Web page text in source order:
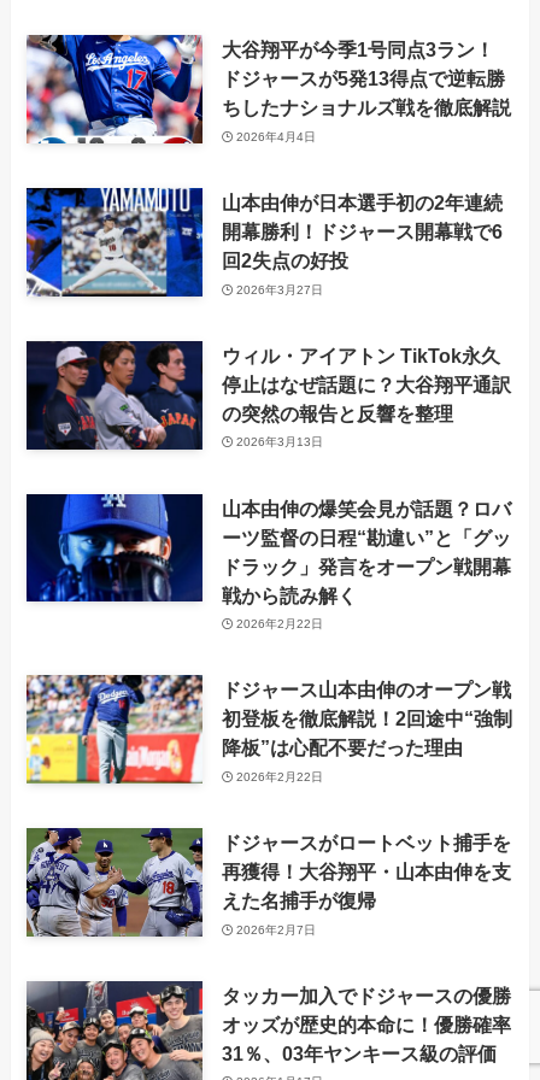
大谷翔平が今季1号同点3ラン！
ドジャースが5発13得点で逆転勝
ちしたナショナルズ戦を徹底解説
2026年4月4日
山本由伸が日本選手初の2年連続
開幕勝利！ドジャース開幕戦で6
回2失点の好投
2026年3月27日
ウィル・アイアトン TikTok永久
停止はなぜ話題に？大谷翔平通訳
の突然の報告と反響を整理
2026年3月13日
山本由伸の爆笑会見が話題？ロバ
ーツ監督の日程“勘違い”と「グッ
ドラック」発言をオープン戦開幕
戦から読み解く
2026年2月22日
ドジャース山本由伸のオープン戦
初登板を徹底解説！2回途中“強制
降板”は心配不要だった理由
2026年2月22日
ドジャースがロートベット捕手を
再獲得！大谷翔平・山本由伸を支
えた名捕手が復帰
2026年2月7日
タッカー加入でドジャースの優勝
オッズが歴史的本命に！優勝確率
31％、03年ヤンキース級の評価